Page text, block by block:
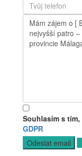
Souhlasím s tím,
GDPR